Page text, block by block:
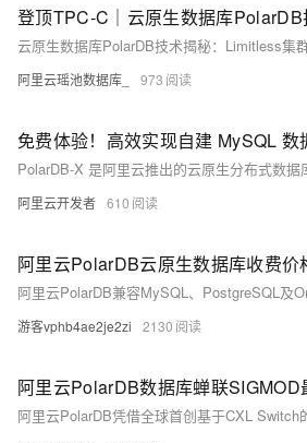
云原生数据库PolarDB技术揭秘：Limitless集
阿里云瑶池数据库_ 973
阿里云开发者 610
游客vphb4ae2je2zi 2130